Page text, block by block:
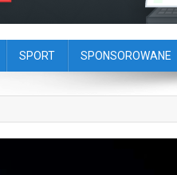
SPORT SPONSOROWANE